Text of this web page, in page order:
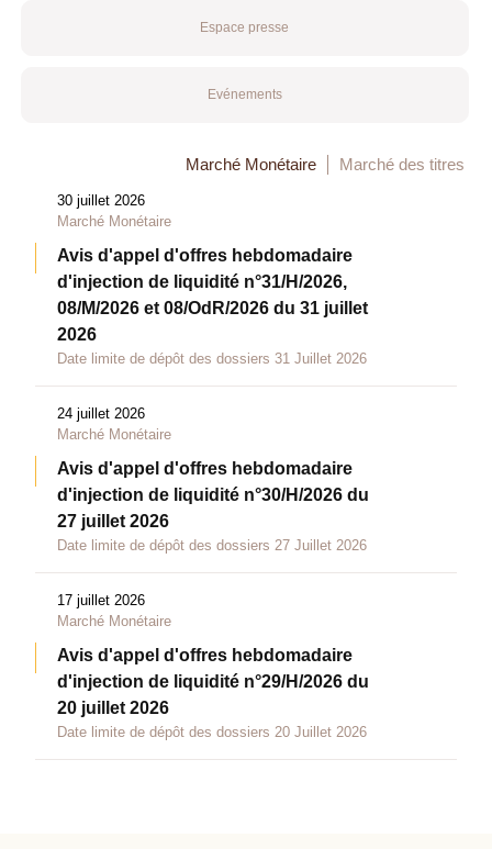
Espace presse
Evénements
Marché Monétaire Marché des titres
30 juillet 2026
Marché Monétaire
Avis d'appel d'offres hebdomadaire
d'injection de liquidité n°31/H/2026,
08/M/2026 et 08/OdR/2026 du 31 juillet
2026
Date limite de dépôt des dossiers 31 Juillet 2026
24 juillet 2026
Marché Monétaire
Avis d'appel d'offres hebdomadaire
d'injection de liquidité n°30/H/2026 du
27 juillet 2026
Date limite de dépôt des dossiers 27 Juillet 2026
17 juillet 2026
Marché Monétaire
Avis d'appel d'offres hebdomadaire
d'injection de liquidité n°29/H/2026 du
20 juillet 2026
Date limite de dépôt des dossiers 20 Juillet 2026